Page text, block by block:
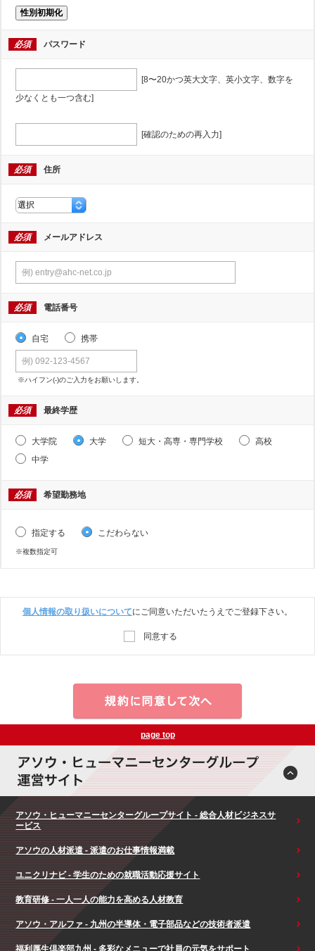
性別初期化
必須 パスワード
[8〜20かつ英大文字、英小文字、数字を
少なくとも一つ含む]
[確認のための再入力]
必須 住所
必須 メールアドレス
必須 電話番号
自宅 携帯
※ハイフン(-)のご入力をお願いします。
必須 最終学歴
大学院 大学 短大・高専・専門学校
高校
中学
必須 希望勤務地
指定する こだわらない
※複数指定可
個人情報の取り扱いについてにご同意いただいたうえでご登録下さい。
同意する
page top
アソウ・ヒューマニーセンターグループサイト - 総合人材ビジネスサ
ービス
アソウの人材派遣 - 派遣のお仕事情報満載
ユニクリナビ - 学生のための就職活動応援サイト
教育研修 - 一人一人の能力を高める人材教育
アソウ・アルファ - 九州の半導体・電子部品などの技術者派遣
福利厚生倶楽部九州 - 多彩なメニューで社員の元気をサポート